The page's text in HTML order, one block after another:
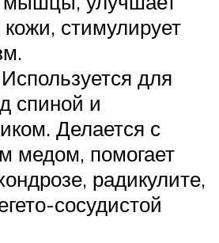
кожи, стимулирует
для
спиной и
Делается с
медом, помогает
радикулите,
сосудистой